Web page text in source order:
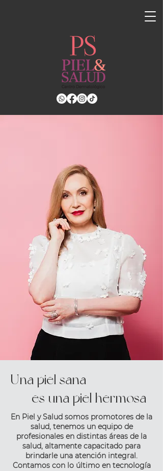
Una piel sana
es una piel hermosa
En Piel y Salud somos promotores de la
salud, tenemos un equipo de
profesionales en distintas áreas de la
salud, altamente capacitado para
brindarle una atención integral.
Contamos con lo último en tecnología